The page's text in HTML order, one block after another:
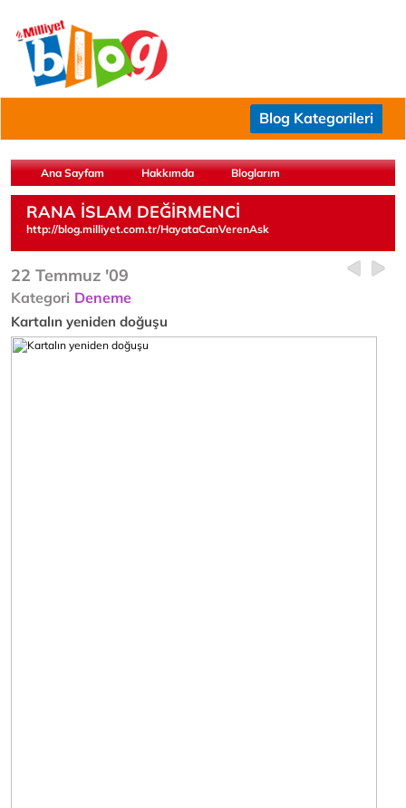
Blog Kategorileri
Ana Sayfam Hakkımda Bloglarım
RANA İSLAM DEĞİRMENCİ
http://blog.milliyet.com.tr/HayataCanVerenAsk
22 Temmuz '09
Kategori Deneme
Kartalın yeniden doğuşu